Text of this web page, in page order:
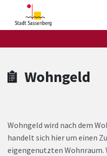
Zum Header
Zum
Zum Footer
Zum Hauptinhalt springen
Wohngeld
Wohngeld wird nach dem
handelt sich hier um einen
eigengenutzten Wohnraum.